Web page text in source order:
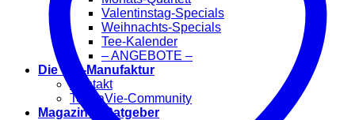
Valentinstag-Specials
Weihnachts-Specials
Tee-Kalender
– ANGEBOTE –
Die Tee-Manufaktur
Kontakt
TeaLaVie-Community
Magazin & Ratgeber